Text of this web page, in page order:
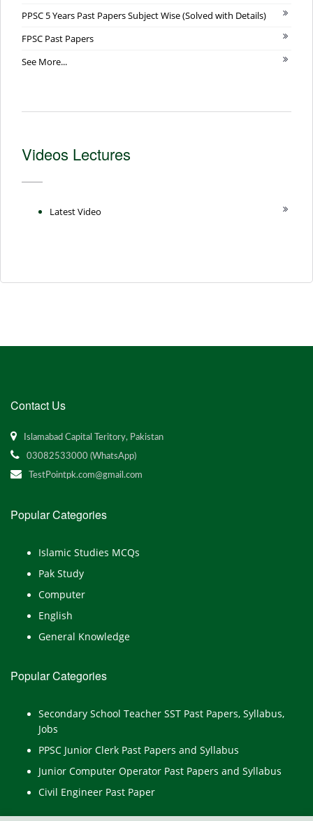
PPSC 5 Years Past Papers Subject Wise (Solved with Details)
FPSC Past Papers
See More...
Videos Lectures
Latest Video
Contact Us
Islamabad Capital Teritory, Pakistan
03082533000 (WhatsApp)
TestPointpk.com@gmail.com
Popular Categories
Islamic Studies MCQs
Pak Study
Computer
English
General Knowledge
Popular Categories
Secondary School Teacher SST Past Papers, Syllabus,
Jobs
PPSC Junior Clerk Past Papers and Syllabus
Junior Computer Operator Past Papers and Syllabus
Civil Engineer Past Paper